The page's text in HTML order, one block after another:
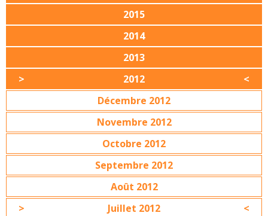
2015
2014
2013
2012
Décembre 2012
Novembre 2012
Octobre 2012
Septembre 2012
Août 2012
Juillet 2012